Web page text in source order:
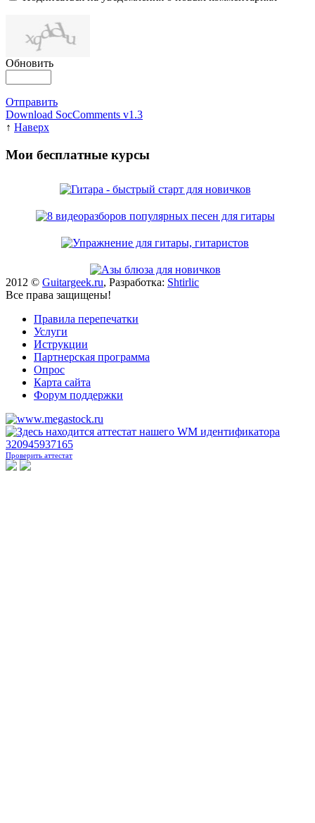
Обновить
Отправить
Download SocComments v1.3
↑ Наверх
Мои бесплатные курсы
2012 © Guitargeek.ru, Разработка: Shtirlic
Все права защищены!
Правила перепечатки
Услуги
Иструкции
Партнерская программа
Опрос
Карта сайта
Форум поддержки
Проверить аттестат